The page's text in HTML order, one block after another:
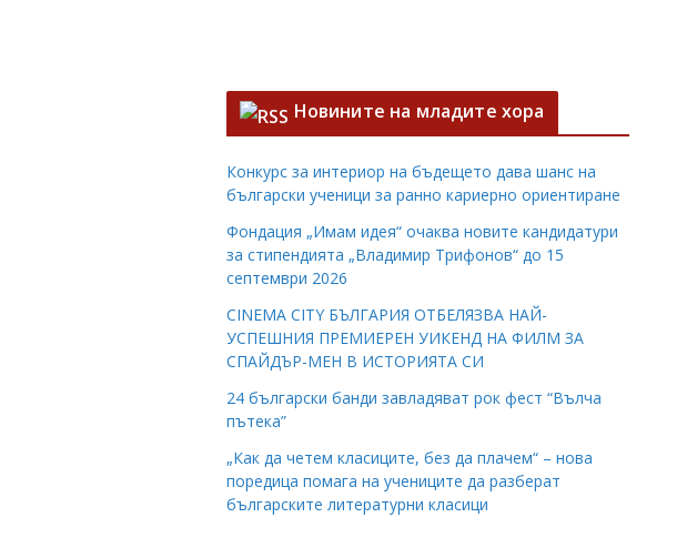
Новините на младите хора
Конкурс за интериор на бъдещето дава шанс на
български ученици за ранно кариерно ориентиране
Фондация „Имам идея“ очаква новите кандидатури
за стипендията „Владимир Трифонов“ до 15
септември 2026
CINEMA CITY БЪЛГАРИЯ ОТБЕЛЯЗВА НАЙ-
УСПЕШНИЯ ПРЕМИЕРЕН УИКЕНД НА ФИЛМ ЗА
СПАЙДЪР-МЕН В ИСТОРИЯТА СИ
24 български банди завладяват рок фест “Вълча
пътека”
„Как да четем класиците, без да плачем“ – нова
поредица помага на учениците да разберат
българските литературни класици